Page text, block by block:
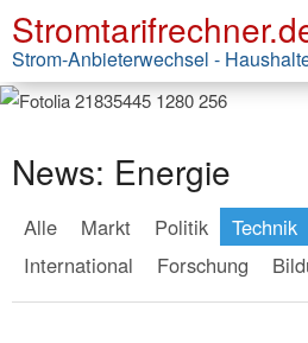
Strom-Anbieterwechsel -
News: Energie
Alle Markt Politik Technik
International
Forschung